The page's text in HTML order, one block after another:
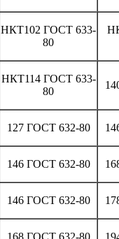
НКТ102 ГОСТ 633-
80
НКТ114 ГОСТ 633-
80
127 ГОСТ 632-80
146 ГОСТ 632-80
146 ГОСТ 632-80
168 ГОСТ 632-80